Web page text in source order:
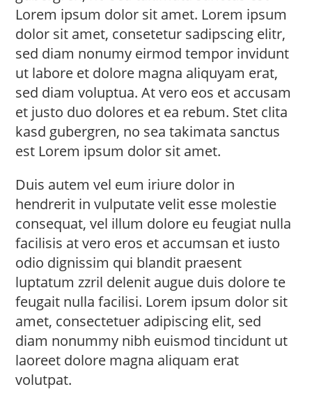
Lorem ipsum dolor sit amet. Lorem ipsum
dolor sit amet, consetetur sadipscing elitr,
sed diam nonumy eirmod tempor invidunt
ut labore et dolore magna aliquyam erat,
sed diam voluptua. At vero eos et accusam
et justo duo dolores et ea rebum. Stet clita
kasd gubergren, no sea takimata sanctus
est Lorem ipsum dolor sit amet.
Duis autem vel eum iriure dolor in
hendrerit in vulputate velit esse molestie
consequat, vel illum dolore eu feugiat nulla
facilisis at vero eros et accumsan et iusto
odio dignissim qui blandit praesent
luptatum zzril delenit augue duis dolore te
feugait nulla facilisi. Lorem ipsum dolor sit
amet, consectetuer adipiscing elit, sed
diam nonummy nibh euismod tincidunt ut
laoreet dolore magna aliquam erat
volutpat.